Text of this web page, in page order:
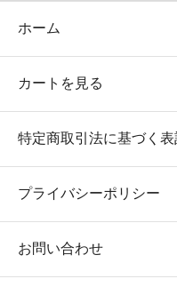
ホーム
カートを見る
特定商取引法に基づく表
プライバシーポリシー
お問い合わせ